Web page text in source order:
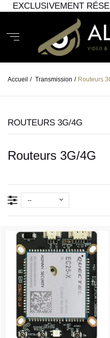
EXCLUSIVEMENT
Accueil / Transmission / Routeurs
ROUTEURS 3G/4G
Routeurs 3G/4G
--